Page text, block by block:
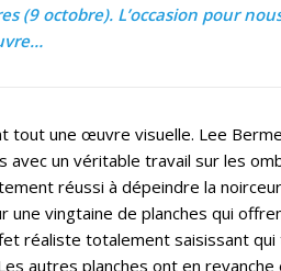
(9 octobre). L’occasion pour
tout une œuvre visuelle. Lee
un véritable travail sur les
réussi à dépeindre la
une vingtaine de planches qui
réaliste totalement saisissant qui
autres planches ont en